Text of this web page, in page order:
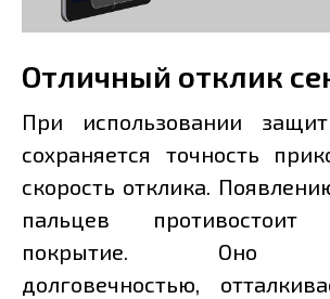
Отличный отклик
При использовании
сохраняется точность
скорость отклика.
пальцев противостоит
покрытие. Оно
долговечностью,